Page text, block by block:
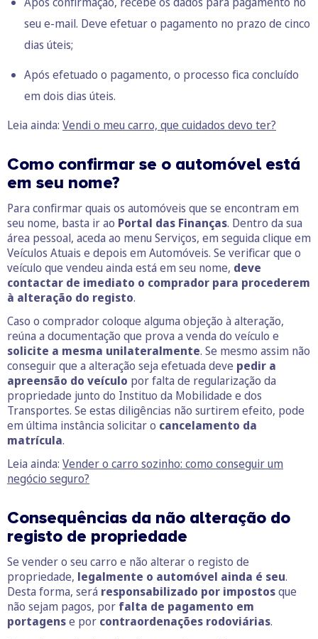
seu e-mail. Deve efetuar o pagamento no prazo de cinco
dias úteis;
Após efetuado o pagamento, o processo fica concluído
em dois dias úteis.
Leia ainda: Vendi o meu carro, que cuidados devo ter?
Como confirmar se o automóvel está
em seu nome?
Para confirmar quais os automóveis que se encontram em
seu nome, basta ir ao Portal das Finanças. Dentro da sua
área pessoal, aceda ao menu Serviços, em seguida clique em
Veículos Atuais e depois em Automóveis. Se verificar que o
veículo que vendeu ainda está em seu nome, deve
contactar de imediato o comprador para procederem
à alteração do registo.
Caso o comprador coloque alguma objeção à alteração,
reúna a documentação que prova a venda do veículo e
solicite a mesma unilateralmente. Se mesmo assim não
conseguir que a alteração seja efetuada deve pedir a
apreensão do veículo por falta de regularização da
propriedade junto do Instituo da Mobilidade e dos
Transportes. Se estas diligências não surtirem efeito, pode
em última instância solicitar o cancelamento da
matrícula.
Leia ainda: Vender o carro sozinho: como conseguir um
negócio seguro?
Consequências da não alteração do
registo de propriedade
Se vender o seu carro e não alterar o registo de
propriedade, legalmente o automóvel ainda é seu.
Desta forma, será responsabilizado por impostosque
não sejam pagos, por falta de pagamento em
portagense por contraordenações rodoviárias.